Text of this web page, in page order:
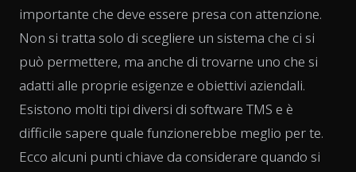
importante che deve essere presa con attenzione.
Non si tratta solo di scegliere un sistema che ci si
può permettere, ma anche di trovarne uno che si
adatti alle proprie esigenze e obiettivi aziendali.
Esistono molti tipi diversi di software TMS e è
difficile sapere quale funzionerebbe meglio per te.
Ecco alcuni punti chiave da considerare quando si